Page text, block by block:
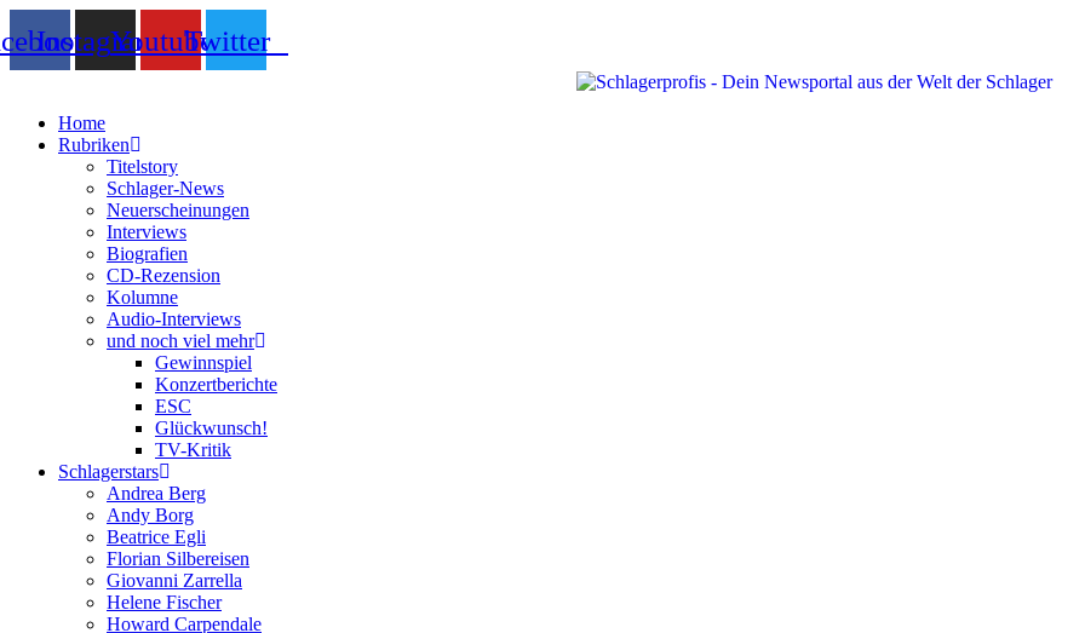
Inhalt
springen
InstagramYoutubeTwitter
Home
Rubriken
Titelstory
Schlager-News
Neuerscheinungen
Interviews
Biografien
CD-Rezension
Kolumne
Audio-Interviews
und noch viel mehr
Gewinnspiel
Konzertberichte
ESC
Glückwunsch!
TV-Kritik
Schlagerstars
Andrea Berg
Andy Borg
Beatrice Egli
Florian Silbereisen
Giovanni Zarrella
Helene Fischer
Howard Carpendale